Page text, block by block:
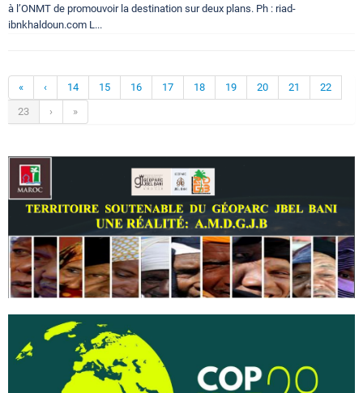
à l’ONMT de promouvoir la destination sur deux plans. Ph : riad-
ibnkhaldoun.com L...
« ‹ 14 15 16 17 18 19 20 21
22
23
› »